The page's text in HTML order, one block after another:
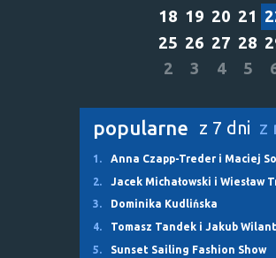
18 19 20 21
25 26 27 28
2
3 4 5
popularne z 7 dni z
1. Anna Czapp-Treder i Maciej
2.
Jacek Michałowski i Wiesław
3.
Dominika Kudlińska
4.
Tomasz Tandek i Jakub
5.
Sunset Sailing Fashion Show